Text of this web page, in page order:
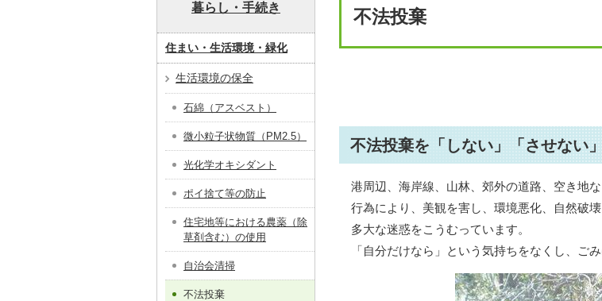
不法投棄
不法投棄を「しない」「させない
港周辺、海岸線、山林、郊外の道路、空き地
行為により、美観を害し、環境悪化、自然破
多大な迷惑をこうむっています。
「自分だけなら」という気持ちをなくし、ご
暮らし・手続き
住まい・生活環境・緑化
生活環境の保全
石綿（アスベスト）
微小粒子状物質（PM2.5）
光化学オキシダント
ポイ捨て等の防止
住宅地等における農薬（除
草剤含む）の使用
自治会清掃
不法投棄